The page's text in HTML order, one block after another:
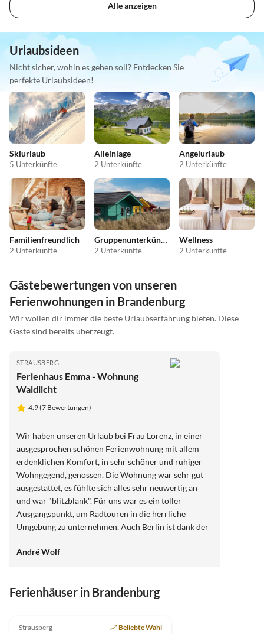
Alle anzeigen
Urlaubsideen
Nicht sicher, wohin es gehen soll? Entdecken Sie
perfekte Urlaubsideen!
Skiurlaub
5 Unterkünfte
Alleinlage
2 Unterkünfte
Angelurlaub
2 Unterkünfte
Familienfreundlich
2 Unterkünfte
Gruppenunterkünfte
2 Unterkünfte
Wellness
2 Unterkünfte
Gästebewertungen von unseren
Ferienwohnungen in Brandenburg
Wir wollen dir immer die beste Urlaubserfahrung bieten. Diese
Gäste sind bereits überzeugt.
STRAUSBERG
Ferienhaus Emma - Wohnung
Waldlicht
4.9 (7 Bewertungen)
Wir haben unseren Urlaub bei Frau Lorenz, in einer
ausgesprochen schönen Ferienwohnung mit allem
erdenklichen Komfort, in sehr schöner und ruhiger
Wohngegend, genossen. Die Wohnung war sehr gut
ausgestattet, es fühlte sich alles sehr neuwertig an
und war "blitzblank". Für uns war es ein toller
Ausgangspunkt, um Radtouren in die herrliche
Umgebung zu unternehmen. Auch Berlin ist dank der
Frau Lorenz war für uns eine sehr herzliche und
André Wolf
Ferienhäuser in Brandenburg
Strausberg Beliebte Wahl